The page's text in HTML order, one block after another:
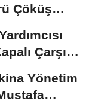
Çöküş
Çarşı
Yönetim